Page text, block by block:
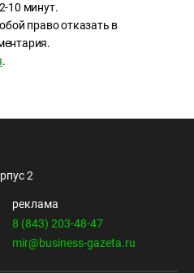
10 минут.
право отказать в
.
2
реклама
8 (843) 203-48-47
mir@business-gazeta.ru